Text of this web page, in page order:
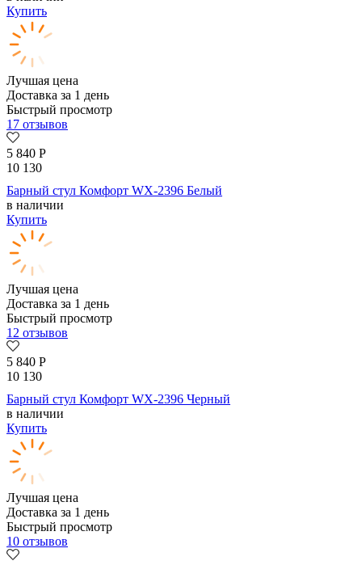
Купить
Лучшая цена
Доставка за 1 день
Быстрый просмотр
17 отзывов
5 840 Р
10 130
Барный стул Комфорт WX-2396 Белый
в наличии
Купить
Лучшая цена
Доставка за 1 день
Быстрый просмотр
12 отзывов
5 840 Р
10 130
Барный стул Комфорт WX-2396 Черный
в наличии
Купить
Лучшая цена
Доставка за 1 день
Быстрый просмотр
10 отзывов